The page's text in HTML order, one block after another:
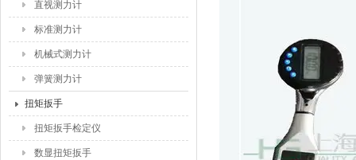
直视测力计
标准测力计
机械式测力计
弹簧测力计
扭矩扳手
扭矩扳手检定仪
数显扭矩扳手